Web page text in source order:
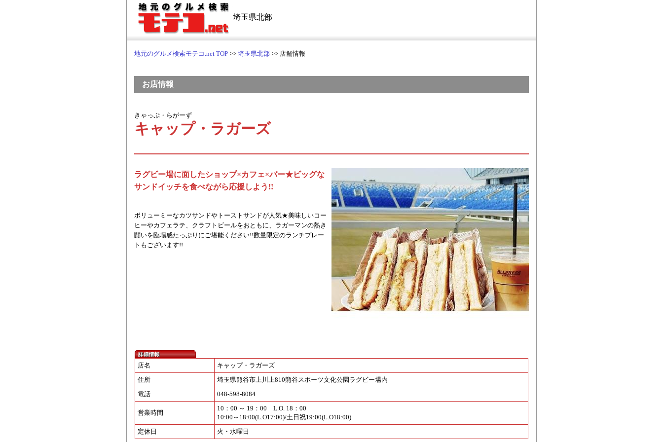
埼玉県北部
地元のグルメ検索モテコ.net TOP >> 埼玉県北部 >> 店舗情報
お店情報
きゃっぷ・らがーず
キャップ・ラガーズ
ラグビー場に面したショップ×カフェ×バー★ビッグな
サンドイッチを食べながら応援しよう!!
ボリューミーなカツサンドやトーストサンドが人気★美味しいコー
ヒーやカフェラテ、クラフトビールをおともに、ラガーマンの熱き
闘いを臨場感たっぷりにご堪能ください!!数量限定のランチプレー
トもございます!!
店名
キャップ・ラガーズ
住所
埼玉県熊谷市上川上810熊谷スポーツ文化公園ラグビー場内
電話
048-598-8084
営業時間
10：00 ～ 19：00 L.O. 18：00
10:00～18:00(L.O17:00)/土日祝19:00(L.O18:00)
定休日
火・水曜日